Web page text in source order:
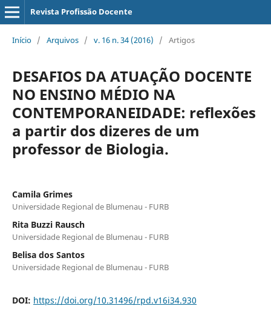
Revista Profissão Docente
Início / Arquivos / v. 16 n. 34 (2016) / Artigos
DESAFIOS DA ATUAÇÃO DOCENTE
NO ENSINO MÉDIO NA
CONTEMPORANEIDADE: reflexões
a partir dos dizeres de um
professor de Biologia.
Camila Grimes
Universidade Regional de Blumenau - FURB
Rita Buzzi Rausch
Universidade Regional de Blumenau - FURB
Belisa dos Santos
Universidade Regional de Blumenau - FURB
DOI: https://doi.org/10.31496/rpd.v16i34.930